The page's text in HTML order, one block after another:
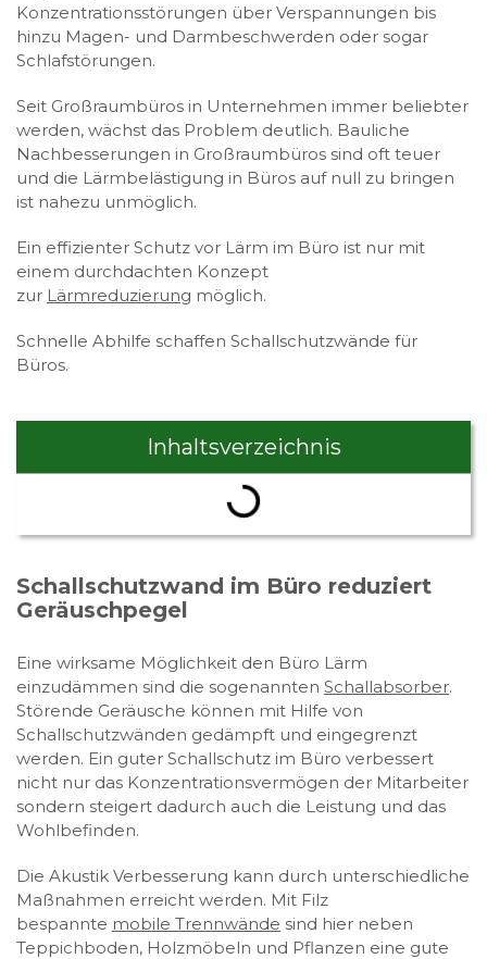
Konzentrationsstörungen über Verspannungen bis
hinzu Magen- und Darmbeschwerden oder sogar
Schlafstörungen.
Seit Großraumbüros in Unternehmen immer beliebter
werden, wächst das Problem deutlich. Bauliche
Nachbesserungen in Großraumbüros sind oft teuer
und die Lärmbelästigung in Büros auf null zu bringen
ist nahezu unmöglich.
Ein effizienter Schutz vor Lärm im Büro ist nur mit
einem durchdachten Konzept
zur Lärmreduzierung möglich.
Schnelle Abhilfe schaffen Schallschutzwände für
Büros.
Inhaltsverzeichnis
Schallschutzwand im Büro reduziert
Geräuschpegel
Eine wirksame Möglichkeit den Büro Lärm
einzudämmen sind die sogenannten Schallabsorber.
Störende Geräusche können mit Hilfe von
Schallschutzwänden gedämpft und eingegrenzt
werden. Ein guter Schallschutz im Büro verbessert
nicht nur das Konzentrationsvermögen der Mitarbeiter
sondern steigert dadurch auch die Leistung und das
Wohlbefinden.
Die Akustik Verbesserung kann durch unterschiedliche
Maßnahmen erreicht werden. Mit Filz
bespannte mobile Trennwände sind hier neben
Teppichboden, Holzmöbeln und Pflanzen eine gute